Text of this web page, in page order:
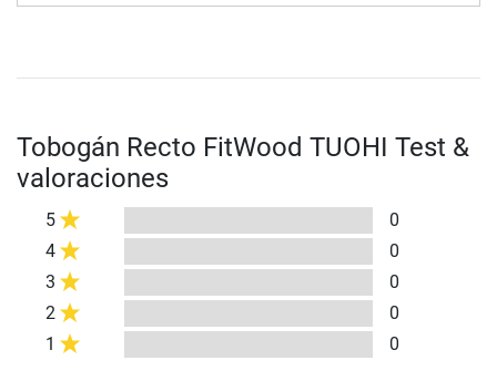
Tobogán Recto FitWood TUOHI Test &
valoraciones
5
0
4
0
3
0
2
0
1
0